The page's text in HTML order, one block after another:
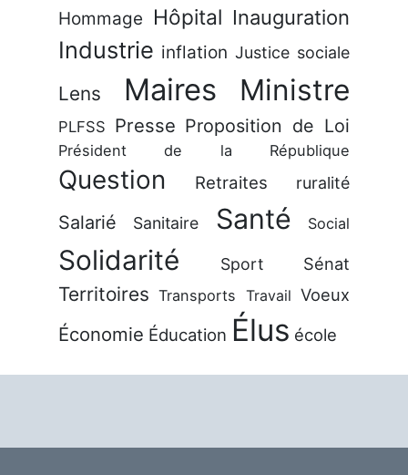
Hommage Hôpital Inauguration
Industrie inflation Justice sociale
Lens Maires Ministre
PLFSS Presse Proposition de Loi
Président de la République
Question Retraites ruralité
Salarié Sanitaire Santé Social
Solidarité Sport Sénat
Territoires Transports Travail Voeux
Économie Éducation Élus école